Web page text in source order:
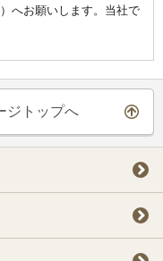
）へお願いします。当社で
ジトップへ